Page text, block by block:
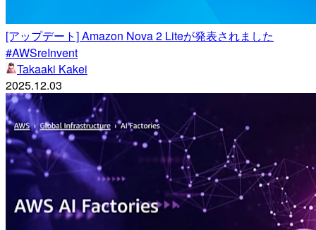
[アップデート] Amazon Nova 2 Liteが発表されました
#AWSreInvent
Takaaki Kakei
2025.12.03